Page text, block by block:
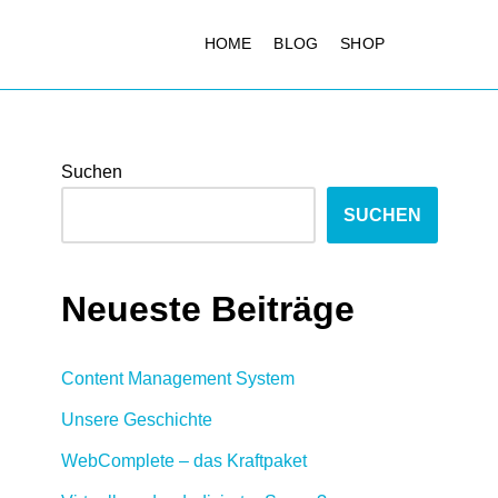
HOME BLOG SHOP
Suchen
SUCHEN
Neueste Beiträge
Content Management System
Unsere Geschichte
WebComplete – das Kraftpaket